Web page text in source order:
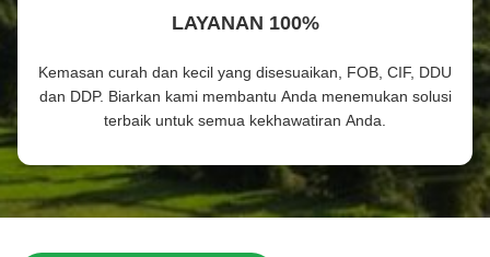
LAYANAN 100%
Kemasan curah dan kecil yang disesuaikan, FOB, CIF, DDU
dan DDP. Biarkan kami membantu Anda menemukan solusi
terbaik untuk semua kekhawatiran Anda.